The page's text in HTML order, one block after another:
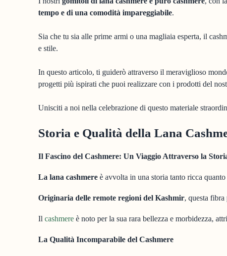
tempo e di una comodità impareggiabile.
Sia che tu sia alle prime armi o una magliaia esperta, il
e stile.
In questo articolo, ti guiderò attraverso il meraviglioso
progetti più ispirati che puoi realizzare con i prodotti del
Unisciti a noi nella celebrazione di questo materiale
Storia e Qualità della Lana
Il Fascino del Cashmere: Un Viaggio Attraverso la
La lana cashmere è avvolta in una storia tanto ricca
Originaria delle remote regioni del Kashmir, questa fibra
Ilcashmere è noto per la sua rara bellezza e morbidezza,
La Qualità Incomparabile del Cashmere